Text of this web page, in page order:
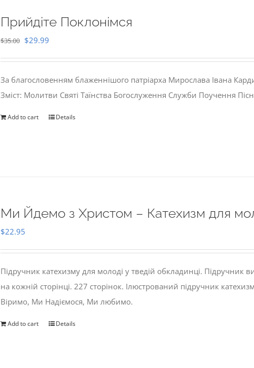
Прийдіте Поклонімся
$35.00 Original
$35.00.
$29.99
$29.99.
За благословенням блаженнішого патріарха Мирослава Івана
Зміст: Молитви Святі Таїнства Богослуження Служби Поучення
Add to cart Details
Ми Йдемо з Христом – Катехизм для
$22.95
Підручник катехизму для молоді у тведій обкладинці.
на кожній сторінці. 227 сторінок. Ілюстрований підручник
Віримо, Ми Надіємося, Ми любимо.
Add to cart Details